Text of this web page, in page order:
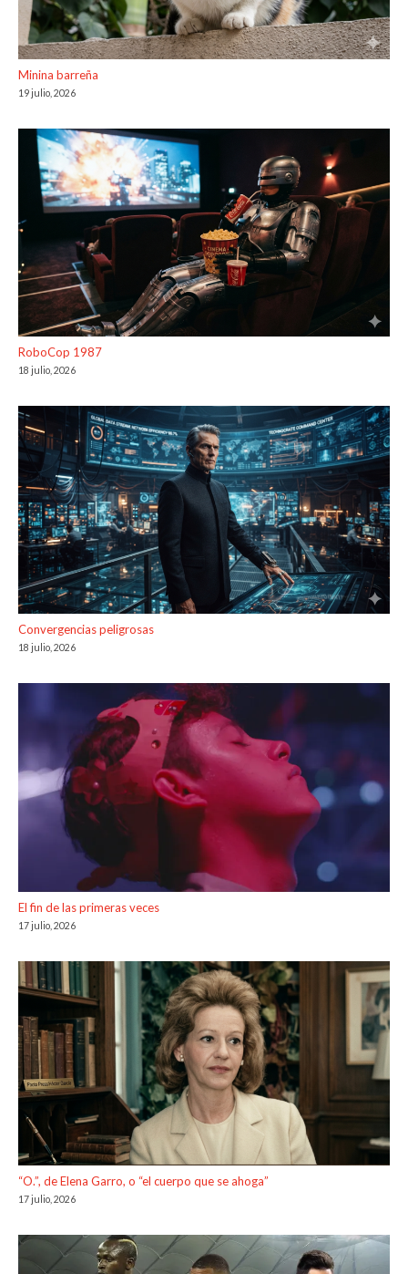
Minina barreña
19 julio, 2026
RoboCop 1987
18 julio, 2026
Convergencias peligrosas
18 julio, 2026
El fin de las primeras veces
17 julio, 2026
“O.”, de Elena Garro, o “el cuerpo que se ahoga”
17 julio, 2026